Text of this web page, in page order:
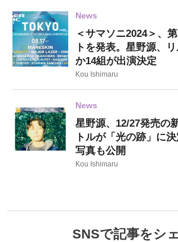
News
＜サマソニ2024＞、
トを発表。星野源、
か14組が出演決定
Kou Ishimaru
News
星野源、12/27発売の
トルが「光の跡」に
写真も公開
Kou Ishimaru
SNSで記事をシ